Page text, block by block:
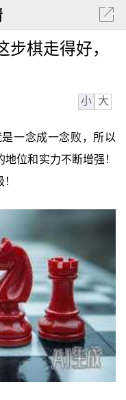
棋走得好，
小 大
一念成一念败，所以
位和实力不断增强！